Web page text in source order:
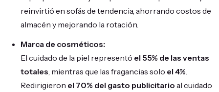
reinvirtió en sofás de tendencia, ahorrando costos de
almacén y mejorando la rotación.
Marca de cosméticos:
El cuidado de la piel representó el 55% de las ventas
totales, mientras que las fragancias solo el 4%.
Redirigieron el 70% del gasto publicitario al cuidado